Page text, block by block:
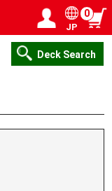
JP
0
Deck Search